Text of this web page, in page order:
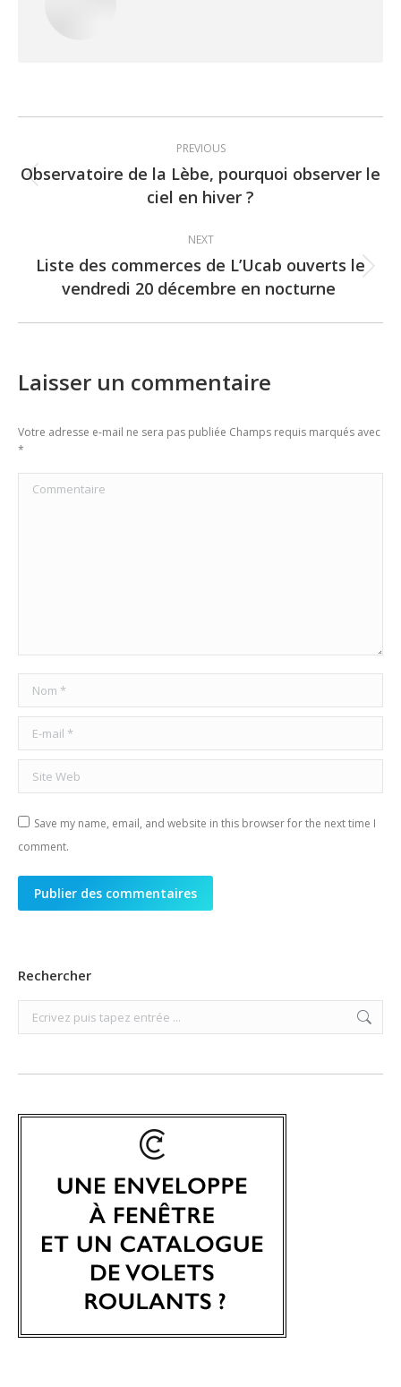
navigation
PREVIOUS
Previous
post:
Observatoire de la Lèbe, pourquoi observer le
ciel en hiver ?
NEXT
Next
post:
Liste des commerces de L’Ucab ouverts le
vendredi 20 décembre en nocturne
Laisser un commentaire
Votre adresse e-mail ne sera pas publiée Champs requis marqués avec
*
Commentaire
Nom *
E-mail *
Site Web
Save my name, email, and website in this browser for the next time I
comment.
Publier des commentaires
Rechercher
Search: